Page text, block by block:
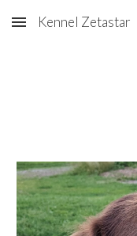
Skip to main content
Kennel Zetastar